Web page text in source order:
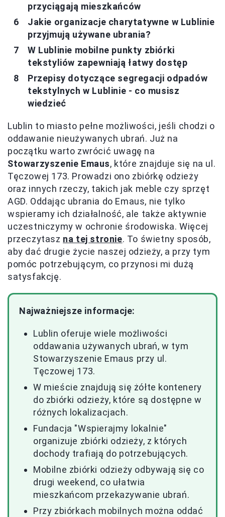
przyciągają mieszkańców
Jakie organizacje charytatywne w Lublinie
przyjmują używane ubrania?
W Lublinie mobilne punkty zbiórki
tekstyliów zapewniają łatwy dostęp
Przepisy dotyczące segregacji odpadów
tekstylnych w Lublinie - co musisz
wiedzieć
Lublin to miasto pełne możliwości, jeśli chodzi o
oddawanie nieużywanych ubrań. Już na
początku warto zwrócić uwagę na
Stowarzyszenie Emaus, które znajduje się na ul.
Tęczowej 173. Prowadzi ono zbiórkę odzieży
oraz innych rzeczy, takich jak meble czy sprzęt
AGD. Oddając ubrania do Emaus, nie tylko
wspieramy ich działalność, ale także aktywnie
uczestniczymy w ochronie środowiska. Więcej
przeczytasz na tej stronie. To świetny sposób,
aby dać drugie życie naszej odzieży, a przy tym
pomóc potrzebującym, co przynosi mi dużą
satysfakcję.
Najważniejsze informacje:
Lublin oferuje wiele możliwości
oddawania używanych ubrań, w tym
Stowarzyszenie Emaus przy ul.
Tęczowej 173.
W mieście znajdują się żółte kontenery
do zbiórki odzieży, które są dostępne w
różnych lokalizacjach.
Fundacja "Wspierajmy lokalnie"
organizuje zbiórki odzieży, z których
dochody trafiają do potrzebujących.
Mobilne zbiórki odzieży odbywają się co
drugi weekend, co ułatwia
mieszkańcom przekazywanie ubrań.
Przy zbiórkach mobilnych można oddać